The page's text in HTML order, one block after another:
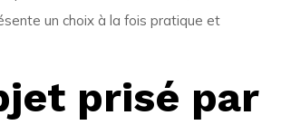
un choix à la fois pratique et
prisé par